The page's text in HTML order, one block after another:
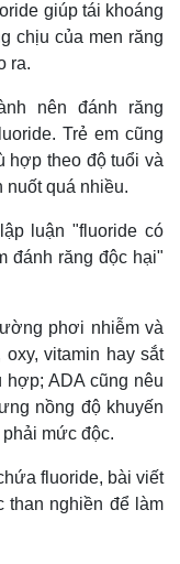
giúp tái khoáng
chịu của men răng
ra.
nên đánh răng
Trẻ em cũng
hợp theo độ tuổi và
quá nhiều.
luận "fluoride có
đánh răng độc hại"
phơi nhiễm và
vitamin hay sắt
ADA cũng nêu
nồng độ khuyến
mức độc.
fluoride, bài viết
than nghiền để làm